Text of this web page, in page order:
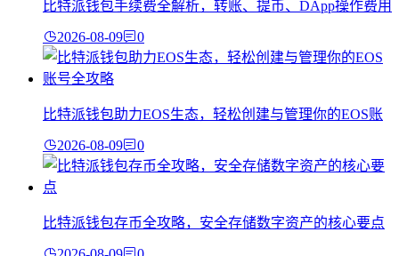
比特派钱包手续费全解析，转账、提币、DApp操作费用
2026-08-09 0
比特派钱包助力EOS生态，轻松创建与管理你的EOS账
2026-08-09 0
比特派钱包存币全攻略，安全存储数字资产的核心要点